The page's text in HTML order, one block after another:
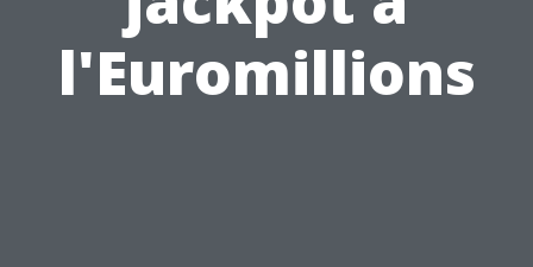
l'Euromillions